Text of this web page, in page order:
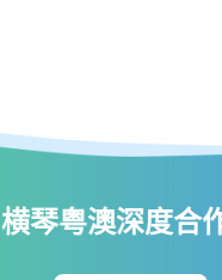
横琴粤澳深度合